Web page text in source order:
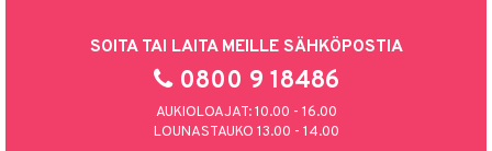
SOITA TAI LAITA MEILLE SÄHKÖPOSTIA
0800 9 18486
AUKIOLOAJAT: 10.00 - 16.00
LOUNASTAUKO 13.00 - 14.00